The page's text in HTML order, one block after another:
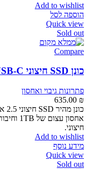
Add to wishlist
הוספה לסל
Quick view
Sold out
Compare
כונן SSD חיצוני Samsung 1TB T5 USB-C
פתרונות גיבוי ואחסון
635.00 ₪
חיצוני.
Add to wishlist
מידע נוסף
Quick view
Sold out